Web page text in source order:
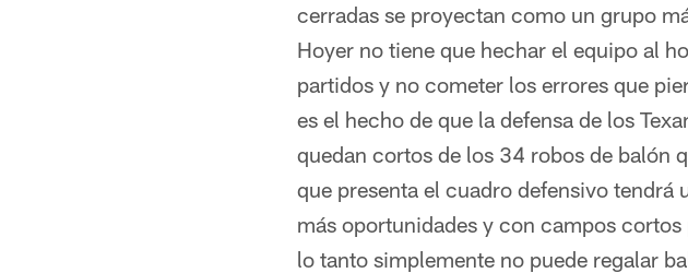
cerradas se proyectan como un grupo
Hoyer no tiene que hechar el equipo al
partidos y no cometer los errores que
es el hecho de que la defensa de los
quedan cortos de los 34 robos de balón
que presenta el cuadro defensivo
más oportunidades y con campos
lo tanto simplemente no puede regalar